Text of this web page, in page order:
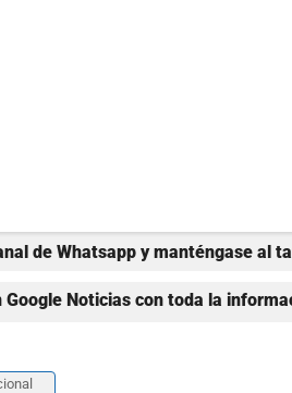
de Whatsapp y manténgase al
Noticias con toda la